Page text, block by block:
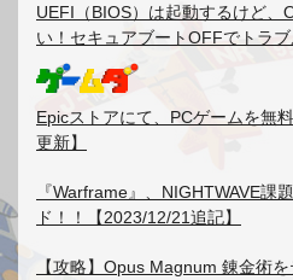
UEFI（BIOS）は起動するけど、
い！セキュアブートOFFでトラブ
Epicストアにて、PCゲームを無
更新】
『Warframe』、NIGHTWAVE課
ド！！【2023/12/21追記】
【攻略】Opus Magnum 錬金術